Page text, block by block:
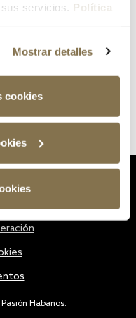
servicios. Política
Mostrar detalles
cookies
Habanos.